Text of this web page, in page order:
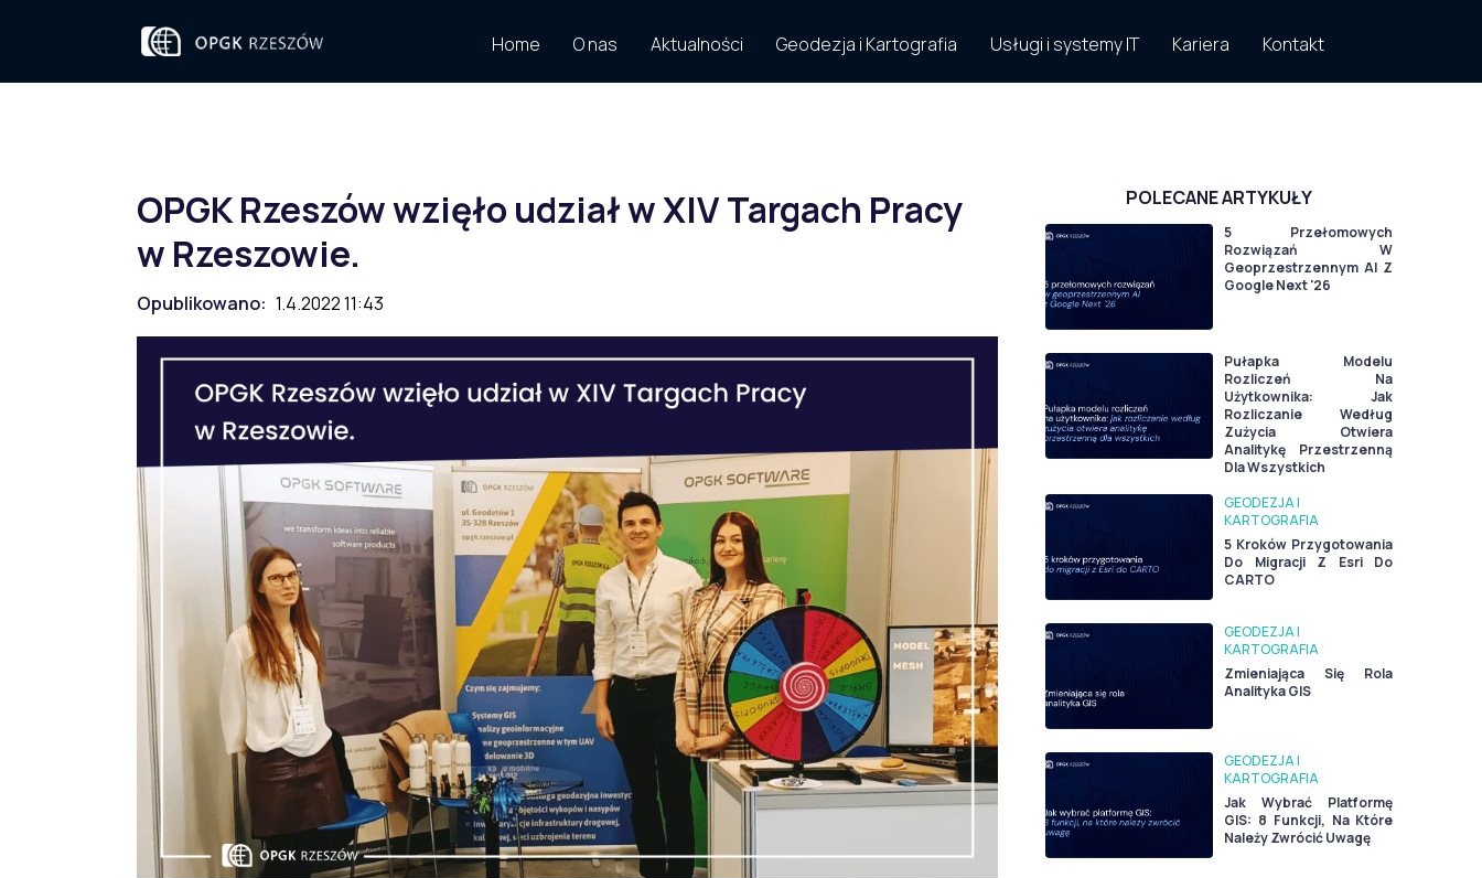
Home O nas Aktualności Geodezja i Kartografia Usługi i systemy IT Kariera Kontakt
OPGK Rzeszów wzięło udział w XIV Targach Pracy
w Rzeszowie.
Opublikowano: 1.4.2022 11:43
POLECANE ARTYKUŁY
5 Przełomowych
Rozwiązań W
Geoprzestrzennym AI Z
Google Next '26
Pułapka Modelu
Rozliczeń Na
Użytkownika: Jak
Rozliczanie Według
Zużycia Otwiera
Analitykę Przestrzenną
Dla Wszystkich
GEODEZJA I
KARTOGRAFIA
5 Kroków Przygotowania
Do Migracji Z Esri Do
CARTO
GEODEZJA I
KARTOGRAFIA
Zmieniająca Się Rola
Analityka GIS
GEODEZJA I
KARTOGRAFIA
Jak Wybrać Platformę
GIS: 8 Funkcji, Na Które
Należy Zwrócić Uwagę